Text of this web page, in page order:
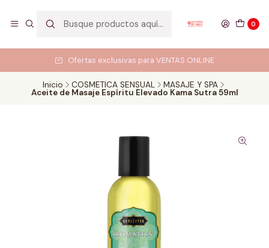
0
Ofertas exclusivas para VENTAS ONLINE
Inicio COSMETICA SENSUAL MASAJE Y SPA
Aceite de Masaje Espíritu Elevado Kama Sutra 59ml